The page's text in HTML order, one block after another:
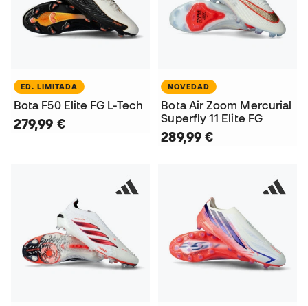
ED. LIMITADA
Bota F50 Elite FG L-Tech
279,99 €
NOVEDAD
Bota Air Zoom Mercurial
Superfly 11 Elite FG
289,99 €